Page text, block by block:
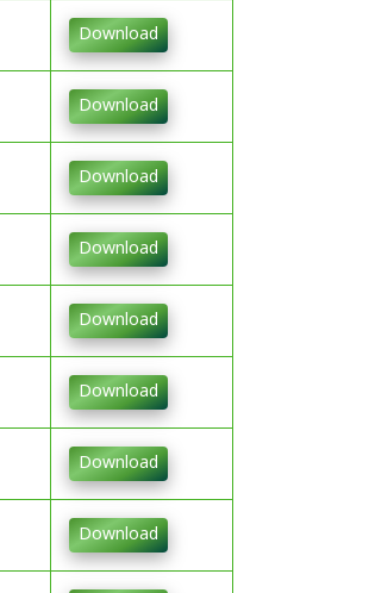
Download
Download
Download
Download
Download
Download
Download
Download